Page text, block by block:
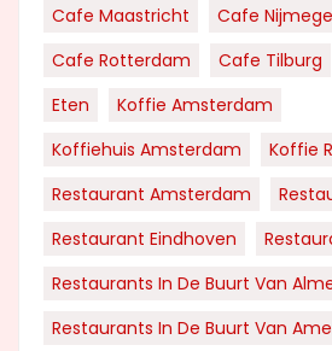
Cafe Maastricht
Cafe
Cafe Rotterdam
Cafe Tilburg
Eten
Koffie Amsterdam
Koffiehuis Amsterdam
Koffie
Restaurant Amsterdam
Restaurant Eindhoven
Restaurants In De Buurt Van
Restaurants In De Buurt Van